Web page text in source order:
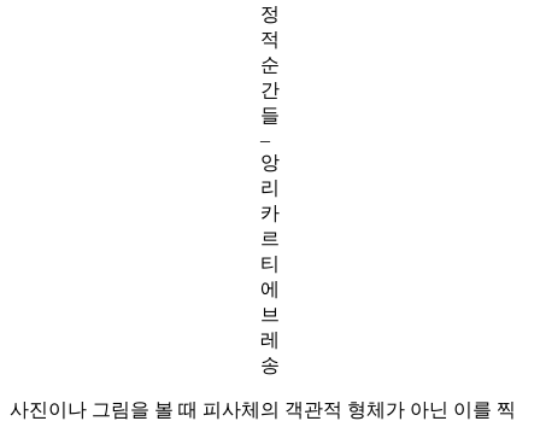
정
적
순
간
들
–
앙
리
카
르
티
에
브
레
송
사진이나 그림을 볼 때 피사체의 객관적 형체가 아닌 이를 찍